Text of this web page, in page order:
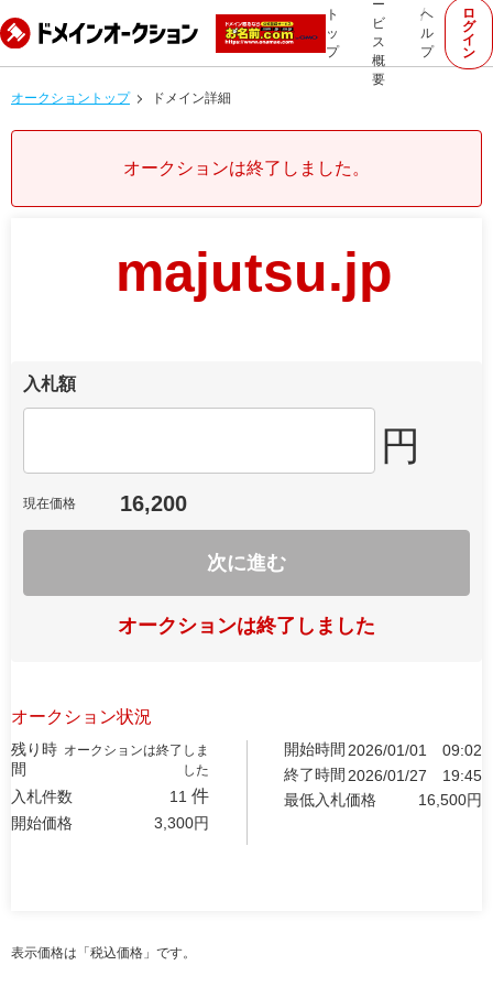
ト
ッ
プ
ー
ビ
ス
概
要
ヘ
ル
プ
ロ
グ
イ
ン
オークショントップ ドメイン詳細
オークションは終了しました。
majutsu.jp
入札額
円
現在価格 16,200
次に進む
オークションは終了しました
オークション状況
残り時
間
オークションは終了しま
した
入札件数 11 件
開始価格 3,300円
開始時間 2026/01/01
09:02
終了時間 2026/01/27
19:45
最低入札価格
16,500円
表示価格は「税込価格」です。